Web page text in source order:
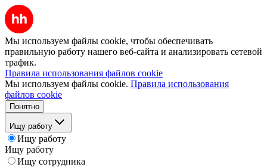
Мы используем файлы cookie, чтобы обеспечивать
правильную работу нашего веб-сайта и анализировать сетевой
трафик.
Правила использования файлов cookie
Мы используем файлы cookie. Правила использования
файлов cookie
Понятно
Ищу работу
Ищу работу
Ищу работу
Ищу сотрудника